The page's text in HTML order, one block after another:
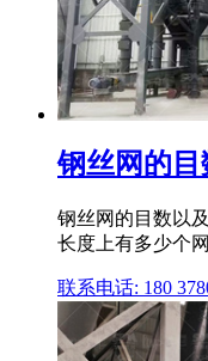
钢丝网的目
钢丝网的目数以
长度上有多少个
联系电话: 180